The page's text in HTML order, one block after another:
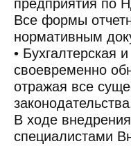
предприятия по
Все формы
нормативным
• Бухгалтерская
своевременно
отражая все
В ходе
специалистами